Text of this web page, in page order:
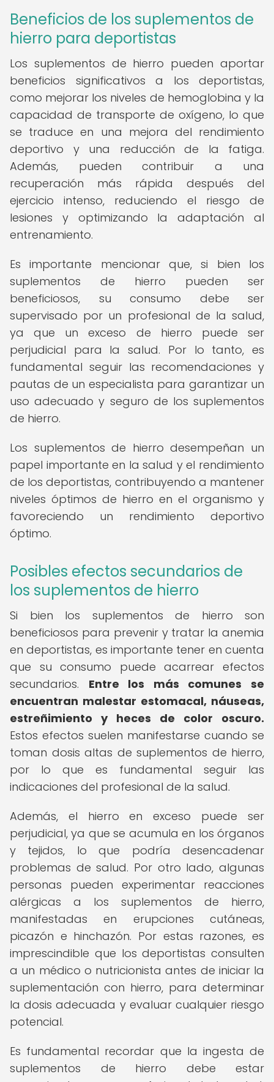
Beneficios de los suplementos de
hierro para deportistas
Los suplementos de hierro pueden aportar
beneficios significativos a los deportistas,
como mejorar los niveles de hemoglobina y la
capacidad de transporte de oxígeno, lo que
se traduce en una mejora del rendimiento
deportivo y una reducción de la fatiga.
Además, pueden contribuir a una
recuperación más rápida después del
ejercicio intenso, reduciendo el riesgo de
lesiones y optimizando la adaptación al
entrenamiento.
Es importante mencionar que, si bien los
suplementos de hierro pueden ser
beneficiosos, su consumo debe ser
supervisado por un profesional de la salud,
ya que un exceso de hierro puede ser
perjudicial para la salud. Por lo tanto, es
fundamental seguir las recomendaciones y
pautas de un especialista para garantizar un
uso adecuado y seguro de los suplementos
de hierro.
Los suplementos de hierro desempeñan un
papel importante en la salud y el rendimiento
de los deportistas, contribuyendo a mantener
niveles óptimos de hierro en el organismo y
favoreciendo un rendimiento deportivo
óptimo.
Posibles efectos secundarios de
los suplementos de hierro
Si bien los suplementos de hierro son
beneficiosos para prevenir y tratar la anemia
en deportistas, es importante tener en cuenta
que su consumo puede acarrear efectos
secundarios. Entre los más comunes se
encuentran malestar estomacal, náuseas,
estreñimiento y heces de color oscuro.
Estos efectos suelen manifestarse cuando se
toman dosis altas de suplementos de hierro,
por lo que es fundamental seguir las
indicaciones del profesional de la salud.
Además, el hierro en exceso puede ser
perjudicial, ya que se acumula en los órganos
y tejidos, lo que podría desencadenar
problemas de salud. Por otro lado, algunas
personas pueden experimentar reacciones
alérgicas a los suplementos de hierro,
manifestadas en erupciones cutáneas,
picazón e hinchazón. Por estas razones, es
imprescindible que los deportistas consulten
a un médico o nutricionista antes de iniciar la
suplementación con hierro, para determinar
la dosis adecuada y evaluar cualquier riesgo
potencial.
Es fundamental recordar que la ingesta de
suplementos de hierro debe estar